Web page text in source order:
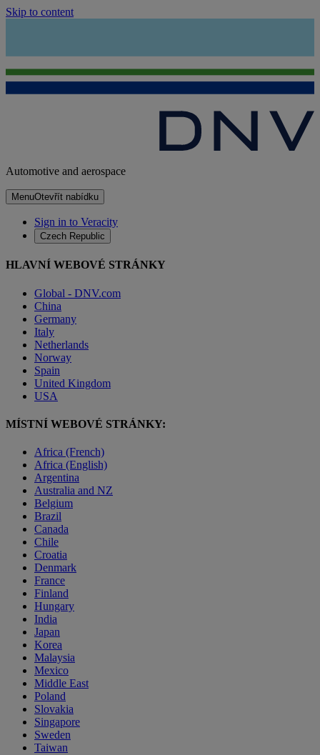
Skip to content
Automotive and aerospace
MenuOtevřít nabídku
Sign in to Veracity
Czech Republic
HLAVNÍ WEBOVÉ STRÁNKY
Global - DNV.com
China
Germany
Italy
Netherlands
Norway
Spain
United Kingdom
USA
MÍSTNÍ WEBOVÉ STRÁNKY:
Africa (French)
Africa (English)
Argentina
Australia and NZ
Belgium
Brazil
Canada
Chile
Croatia
Denmark
France
Finland
Hungary
India
Japan
Korea
Malaysia
Mexico
Middle East
Poland
Slovakia
Singapore
Sweden
Taiwan